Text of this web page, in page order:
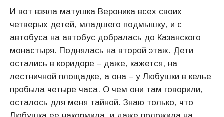
И вот взяла матушка Вероника всех своих
четверых детей, младшего подмышку, и с
автобуса на автобус добралась до Казанского
монастыря. Поднялась на второй этаж. Дети
остались в коридоре – даже, кажется, на
лестничной площадке, а она – у Любушки в келье
пробыла четыре часа. О чем они там говорили,
осталось для меня тайной. Знаю только, что